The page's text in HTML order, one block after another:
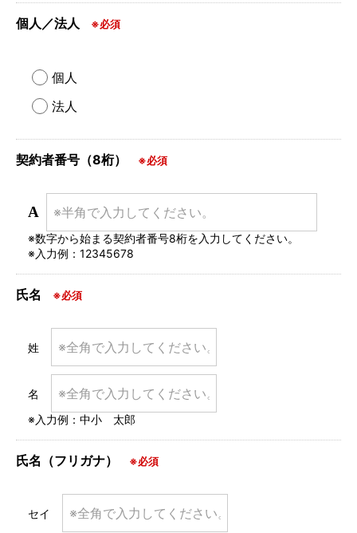
個人／法人 ※必須
個人
法人
契約者番号（8桁） ※必須
A
※数字から始まる契約者番号8桁を入力してください。
※入力例：12345678
氏名 ※必須
姓
名
※入力例：中小 太郎
氏名（フリガナ） ※必須
セイ